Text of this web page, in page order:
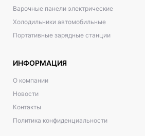
Варочные панели электрические
Холодильники автомобильные
Портативные зарядные станции
ИНФОРМАЦИЯ
О компании
Новости
Контакты
Политика конфиденциальности